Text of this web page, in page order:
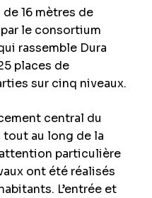
16 mètres de
le consortium
rassemble Dura
places de
sur cinq niveaux.
central du
tout au long de la
particulière
ont été réalisés
L’entrée et